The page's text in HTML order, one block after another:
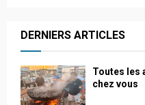
DERNIERS ARTICLES
Toutes les
chez vous